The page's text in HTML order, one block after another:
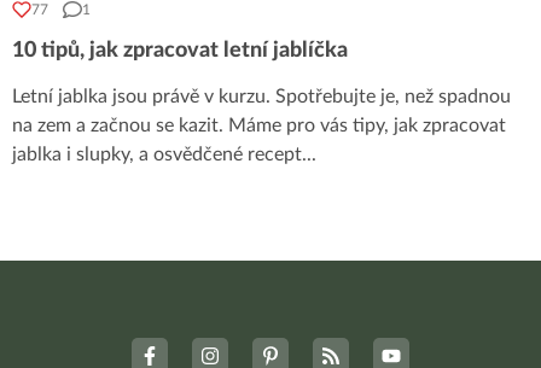
77 1
10 tipů, jak zpracovat letní jablíčka
Letní jablka jsou právě v kurzu. Spotřebujte je, než spadnou
na zem a začnou se kazit. Máme pro vás tipy, jak zpracovat
jablka i slupky, a osvědčené recept...